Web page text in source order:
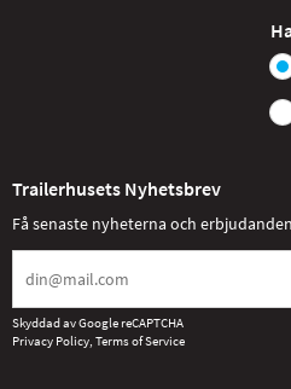
Trailerhusets Nyhetsbrev
Få senaste nyheterna och
Skyddad av Google reCAPTCHA
Privacy Policy, Terms of Service